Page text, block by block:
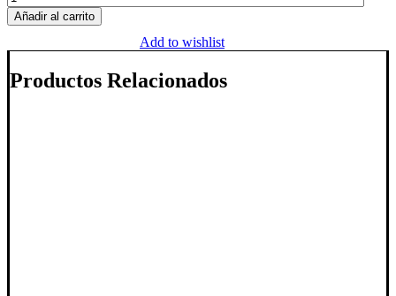
Añadir al carrito
Add to wishlist
Productos Relacionados